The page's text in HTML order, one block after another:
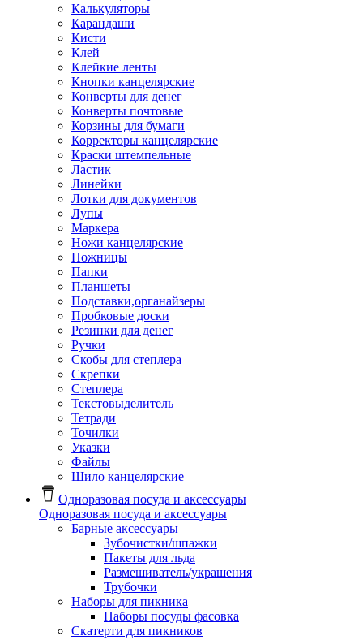
Калькуляторы
Карандаши
Кисти
Клей
Клейкие ленты
Кнопки канцелярские
Конверты для денег
Конверты почтовые
Корзины для бумаги
Корректоры канцелярские
Краски штемпельные
Ластик
Линейки
Лотки для документов
Лупы
Маркера
Ножи канцелярские
Ножницы
Папки
Планшеты
Подставки,органайзеры
Пробковые доски
Резинки для денег
Ручки
Скобы для степлера
Скрепки
Степлера
Текстовыделитель
Тетради
Точилки
Указки
Файлы
Шило канцелярские
Одноразовая посуда и аксессуары
Одноразовая посуда и аксессуары
Барные аксессуары
Зубочистки/шпажки
Пакеты для льда
Размешиватель/украшения
Трубочки
Наборы для пикника
Наборы посуды фасовка
Скатерти для пикников